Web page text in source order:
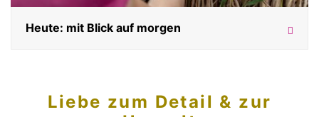
Heute: mit Blick auf morgen
Liebe zum Detail & zur